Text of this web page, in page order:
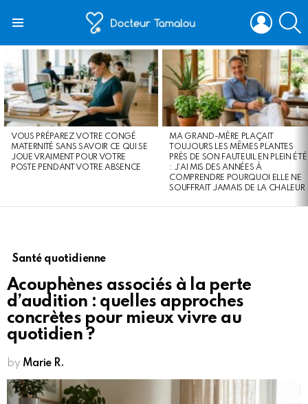
LOGIN
STORIES
VOUS PRÉPAREZ VOTRE CONGÉ
MATERNITÉ SANS SAVOIR CE QUI SE
JOUE VRAIMENT POUR VOTRE
POSTE PENDANT VOTRE ABSENCE
MA GRAND-MÈRE PLAÇAIT
TOUJOURS LES MÊMES PLANTES
PRÈS DE SON FAUTEUIL EN PLEIN ÉTÉ
: J’AI MIS DES ANNÉES À
COMPRENDRE POURQUOI ELLE NE
SOUFFRAIT JAMAIS DE LA CHALEUR
Santé quotidienne
Acouphènes associés à la perte
d’audition : quelles approches
concrètes pour mieux vivre au
quotidien ?
by Marie R.